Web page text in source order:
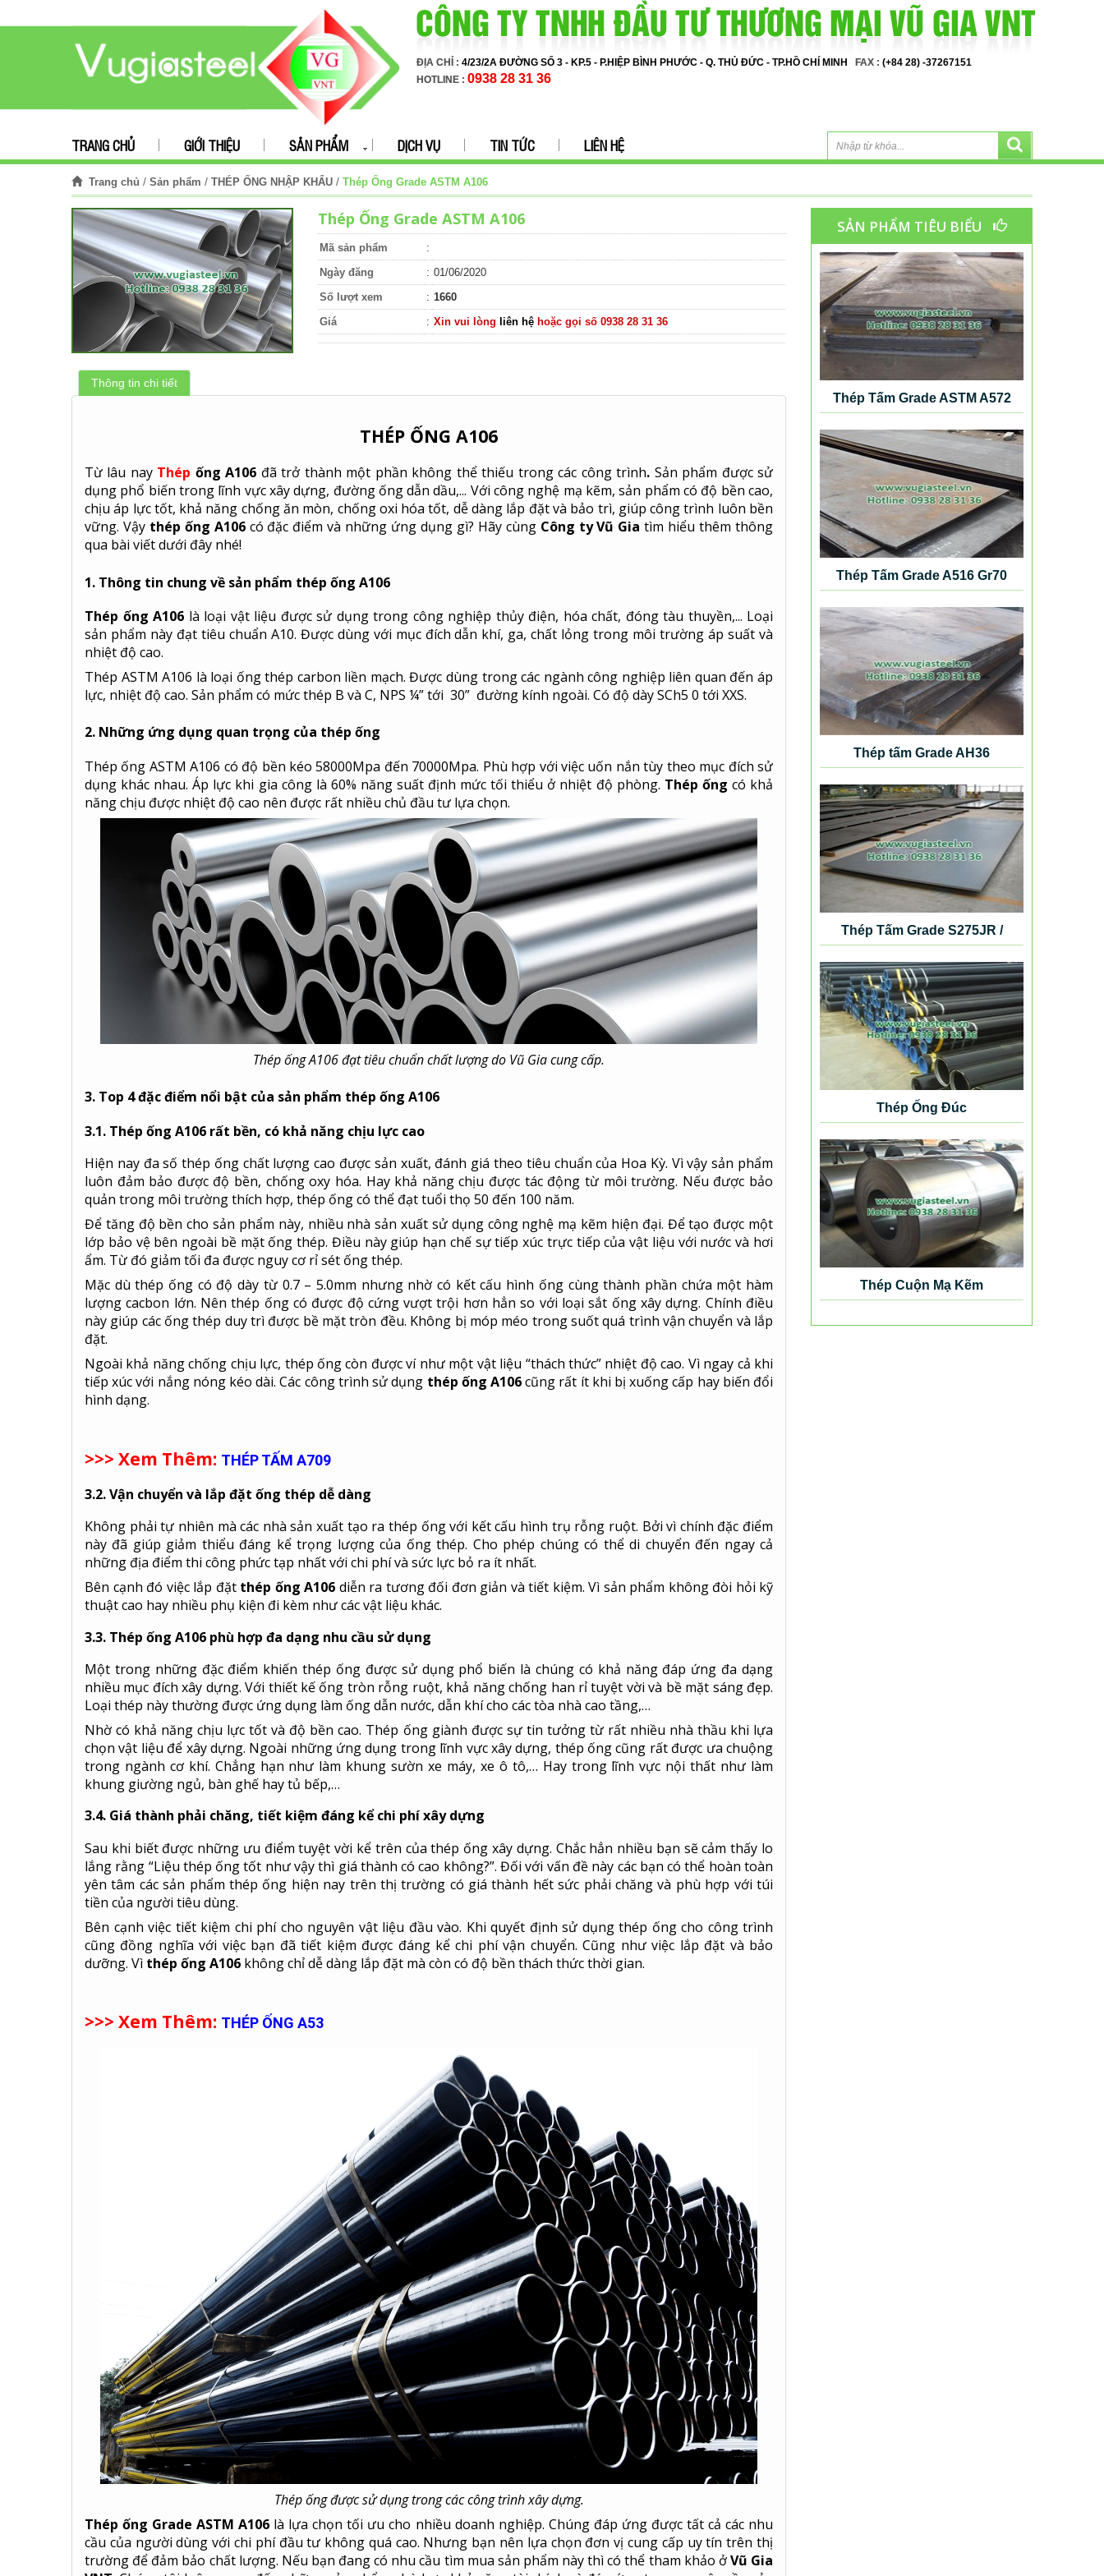
ĐỊA CHỈ : 4/23/2A ĐƯỜNG SỐ 3 - KP.5 - P.HIỆP BÌNH PHƯỚC - Q. THỦ ĐỨC - TP.HỒ CHÍ MINH FAX : (+84 28) -37267151
HOTLINE : 0938 28 31 36
TRANG CHỦ GIỚI THIỆU SẢN PHẨM DỊCH VỤ TIN TỨC LIÊN HỆ
Trang chủ / Sản phẩm / THÉP ỐNG NHẬP KHẨU / Thép Ống Grade ASTM A106
Thép Ống Grade ASTM A106
Mã sản phẩm
:
Ngày đăng
: 01/06/2020
Số lượt xem
: 1660
Giá
: Xin vui lòng liên hệhoặc gọi số 0938 28 31 36
Thông tin chi tiết
THÉP ỐNG A106
Từ lâu nay Thép ống A106 đã trở thành một phần không thể thiếu trong các công trình. Sản phẩm được sử
dụng phổ biến trong lĩnh vực xây dựng, đường ống dẫn dầu,... Với công nghệ mạ kẽm, sản phẩm có độ bền cao,
chịu áp lực tốt, khả năng chống ăn mòn, chống oxi hóa tốt, dễ dàng lắp đặt và bảo trì, giúp công trình luôn bền
vững. Vậy thép ống A106 có đặc điểm và những ứng dụng gì? Hãy cùng Công ty Vũ Gia tìm hiểu thêm thông
qua bài viết dưới đây nhé!
1. Thông tin chung về sản phẩm thép ống A106
Thép ống A106 là loại vật liệu được sử dụng trong công nghiệp thủy điện, hóa chất, đóng tàu thuyền,... Loại
sản phẩm này đạt tiêu chuẩn A10. Được dùng với mục đích dẫn khí, ga, chất lỏng trong môi trường áp suất và
nhiệt độ cao.
Thép ASTM A106 là loại ống thép carbon liền mạch. Được dùng trong các ngành công nghiệp liên quan đến áp
lực, nhiệt độ cao. Sản phẩm có mức thép B và C, NPS ¼” tới 30” đường kính ngoài. Có độ dày SCh5 0 tới XXS.
2. Những ứng dụng quan trọng của thép ống
Thép ống ASTM A106 có độ bền kéo 58000Mpa đến 70000Mpa. Phù hợp với việc uốn nắn tùy theo mục đích sử
dụng khác nhau. Áp lực khi gia công là 60% năng suất định mức tối thiểu ở nhiệt độ phòng. Thép ống có khả
năng chịu được nhiệt độ cao nên được rất nhiều chủ đầu tư lựa chọn.
Thép ống A106 đạt tiêu chuẩn chất lượng do Vũ Gia cung cấp.
3. Top 4 đặc điểm nổi bật của sản phẩm thép ống A106
3.1. Thép ống A106 rất bền, có khả năng chịu lực cao
Hiện nay đa số thép ống chất lượng cao được sản xuất, đánh giá theo tiêu chuẩn của Hoa Kỳ. Vì vậy sản phẩm
luôn đảm bảo được độ bền, chống oxy hóa. Hay khả năng chịu được tác động từ môi trường. Nếu được bảo
quản trong môi trường thích hợp, thép ống có thể đạt tuổi thọ 50 đến 100 năm.
Để tăng độ bền cho sản phẩm này, nhiều nhà sản xuất sử dụng công nghệ mạ kẽm hiện đại. Để tạo được một
lớp bảo vệ bên ngoài bề mặt ống thép. Điều này giúp hạn chế sự tiếp xúc trực tiếp của vật liệu với nước và hơi
ẩm. Từ đó giảm tối đa được nguy cơ rỉ sét ống thép.
Mặc dù thép ống có độ dày từ 0.7 – 5.0mm nhưng nhờ có kết cấu hình ống cùng thành phần chứa một hàm
lượng cacbon lớn. Nên thép ống có được độ cứng vượt trội hơn hẳn so với loại sắt ống xây dựng. Chính điều
này giúp các ống thép duy trì được bề mặt tròn đều. Không bị móp méo trong suốt quá trình vận chuyển và lắp
đặt.
Ngoài khả năng chống chịu lực, thép ống còn được ví như một vật liệu “thách thức” nhiệt độ cao. Vì ngay cả khi
tiếp xúc với nắng nóng kéo dài. Các công trình sử dụng thép ống A106cũng rất ít khi bị xuống cấp hay biến đổi
hình dạng.
>>> Xem Thêm: THÉP TẤM A709
3.2. Vận chuyển và lắp đặt ống thép dễ dàng
Không phải tự nhiên mà các nhà sản xuất tạo ra thép ống với kết cấu hình trụ rỗng ruột. Bởi vì chính đặc điểm
này đã giúp giảm thiểu đáng kể trọng lượng của ống thép. Cho phép chúng có thể di chuyển đến ngay cả
những địa điểm thi công phức tạp nhất với chi phí và sức lực bỏ ra ít nhất.
Bên cạnh đó việc lắp đặt thép ống A106 diễn ra tương đối đơn giản và tiết kiệm. Vì sản phẩm không đòi hỏi kỹ
thuật cao hay nhiều phụ kiện đi kèm như các vật liệu khác.
3.3. Thép ống A106 phù hợp đa dạng nhu cầu sử dụng
Một trong những đặc điểm khiến thép ống được sử dụng phổ biến là chúng có khả năng đáp ứng đa dạng
nhiều mục đích xây dựng. Với thiết kế ống tròn rỗng ruột, khả năng chống han rỉ tuyệt vời và bề mặt sáng đẹp.
Loại thép này thường được ứng dụng làm ống dẫn nước, dẫn khí cho các tòa nhà cao tầng,…
Nhờ có khả năng chịu lực tốt và độ bền cao. Thép ống giành được sự tin tưởng từ rất nhiều nhà thầu khi lựa
chọn vật liệu để xây dựng. Ngoài những ứng dụng trong lĩnh vực xây dựng, thép ống cũng rất được ưa chuộng
trong ngành cơ khí. Chẳng hạn như làm khung sườn xe máy, xe ô tô,… Hay trong lĩnh vực nội thất như làm
khung giường ngủ, bàn ghế hay tủ bếp,…
3.4. Giá thành phải chăng, tiết kiệm đáng kể chi phí xây dựng
Sau khi biết được những ưu điểm tuyệt vời kể trên của thép ống xây dựng. Chắc hẳn nhiều bạn sẽ cảm thấy lo
lắng rằng “Liệu thép ống tốt như vậy thì giá thành có cao không?”. Đối với vấn đề này các bạn có thể hoàn toàn
yên tâm các sản phẩm thép ống hiện nay trên thị trường có giá thành hết sức phải chăng và phù hợp với túi
tiền của người tiêu dùng.
Bên cạnh việc tiết kiệm chi phí cho nguyên vật liệu đầu vào. Khi quyết định sử dụng thép ống cho công trình
cũng đồng nghĩa với việc bạn đã tiết kiệm được đáng kể chi phí vận chuyển. Cũng như việc lắp đặt và bảo
dưỡng. Vì thép ống A106 không chỉ dễ dàng lắp đặt mà còn có độ bền thách thức thời gian.
>>> Xem Thêm: THÉP ỐNG A53
Thép ống được sử dụng trong các công trình xây dựng.
Thép ống Grade ASTM A106 là lựa chọn tối ưu cho nhiều doanh nghiệp. Chúng đáp ứng được tất cả các nhu
cầu của người dùng với chi phí đầu tư không quá cao. Nhưng bạn nên lựa chọn đơn vị cung cấp uy tín trên thị
trường để đảm bảo chất lượng. Nếu bạn đang có nhu cầu tìm mua sản phẩm này thì có thể tham khảo ởVũ Gia
SẢN PHẨM TIÊU BIỂU
Thép Tấm Grade ASTM A572
Gr50
Thép Tấm Grade A516 Gr70
Thép tấm Grade AH36
Thép Tấm Grade S275JR /
S355K2G4 / S420N / S460NL /
SB410 / SB450 / SM490 / SM520
Thép Ống Đúc
Thép Cuộn Mạ Kẽm